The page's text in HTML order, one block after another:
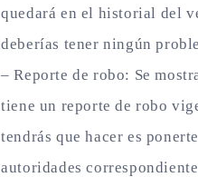
quedará en el historial del
deberías tener ningún
– Reporte de robo: Se
tiene un reporte de robo
tendrás que hacer es
autoridades